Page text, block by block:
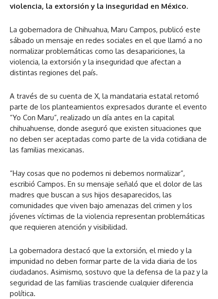
violencia, la extorsión y la inseguridad en México.
La gobernadora de Chihuahua, Maru Campos, publicó este
sábado un mensaje en redes sociales en el que llamó a no
normalizar problemáticas como las desapariciones, la
violencia, la extorsión y la inseguridad que afectan a
distintas regiones del país.
A través de su cuenta de X, la mandataria estatal retomó
parte de los planteamientos expresados durante el evento
“Yo Con Maru”, realizado un día antes en la capital
chihuahuense, donde aseguró que existen situaciones que
no deben ser aceptadas como parte de la vida cotidiana de
las familias mexicanas.
“Hay cosas que no podemos ni debemos normalizar”,
escribió Campos. En su mensaje señaló que el dolor de las
madres que buscan a sus hijos desaparecidos, las
comunidades que viven bajo amenazas del crimen y los
jóvenes víctimas de la violencia representan problemáticas
que requieren atención y visibilidad.
La gobernadora destacó que la extorsión, el miedo y la
impunidad no deben formar parte de la vida diaria de los
ciudadanos. Asimismo, sostuvo que la defensa de la paz y la
seguridad de las familias trasciende cualquier diferencia
política.